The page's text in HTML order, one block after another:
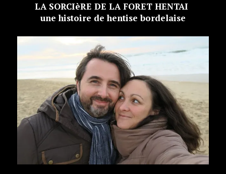
LA SORCIèRE DE LA FORET HENTAI
une histoire de hentise bordelaise